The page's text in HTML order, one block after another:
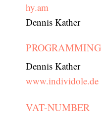
hy.am
Dennis Kather
PROGRAMMING
Dennis Kather
www.individole.de
VAT-NUMBER